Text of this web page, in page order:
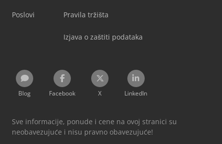
Poslovi Pravila tržišta
Izjava o zaštiti podataka
Blog Facebook X LinkedIn
Sve informacije, ponude i cene na ovoj stranici su
neobavezujuće i nisu pravno obavezujuće!